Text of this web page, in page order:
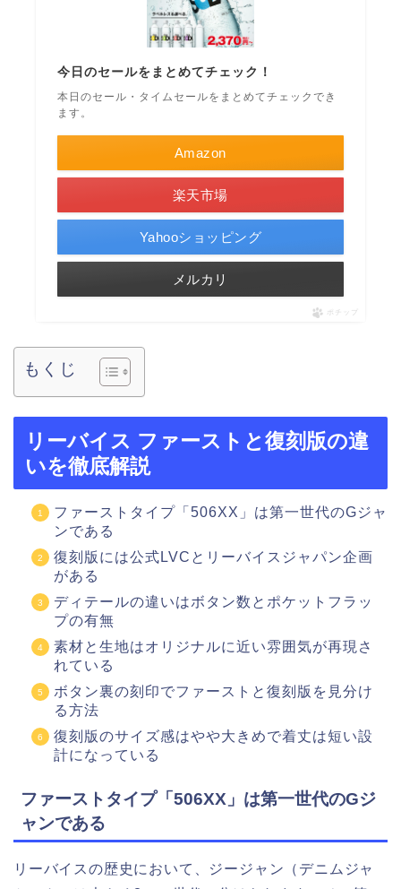
今日のセールをまとめてチェック！
本日のセール・タイムセールをまとめてチェックでき
ます。
Amazon
楽天市場
Yahooショッピング
メルカリ
ポチップ
もくじ
リーバイス ファーストと復刻版の違
いを徹底解説
ファーストタイプ「506XX」は第一世代のGジャ
ンである
復刻版には公式LVCとリーバイスジャパン企画
がある
ディテールの違いはボタン数とポケットフラッ
プの有無
素材と生地はオリジナルに近い雰囲気が再現さ
れている
ボタン裏の刻印でファーストと復刻版を見分け
る方法
復刻版のサイズ感はやや大きめで着丈は短い設
計になっている
ファーストタイプ「506XX」は第一世代のGジ
ャンである
リーバイスの歴史において、ジージャン（デニムジャ